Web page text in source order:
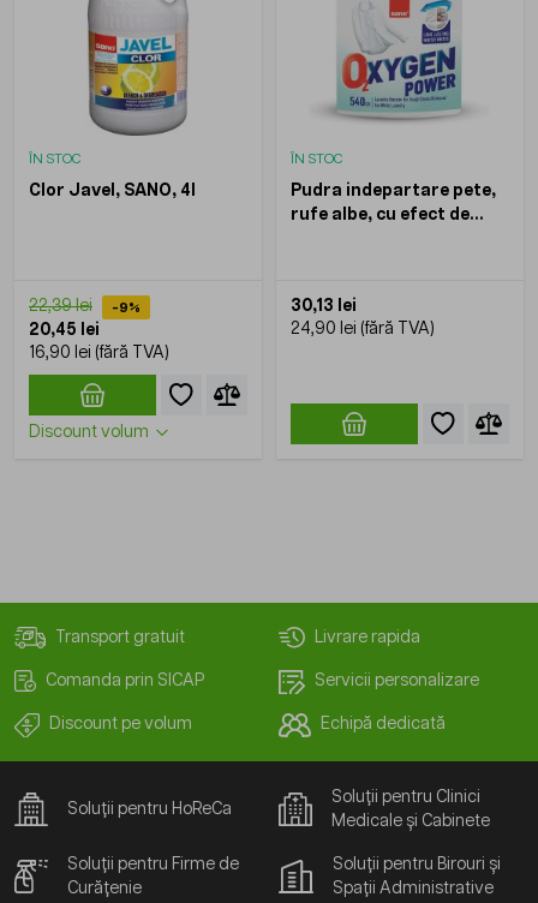
ÎN STOC
Clor Javel, SANO, 4l
22,39 lei -9%
20,45 lei
16,90 lei
Discount volum
ÎN STOC
Pudra indepartare pete,
rufe albe, cu efect de
30,13 lei
24,90 lei
Transport gratuit Livrare rapida
Comanda prin SICAP Servicii personalizare
Discount pe volum Echipă dedicată
Soluții pentru HoReCa
Soluții pentru Clinici
Medicale și Cabinete
Soluții pentru Firme de
Curățenie
Soluții pentru Birouri și
Spații Administrative